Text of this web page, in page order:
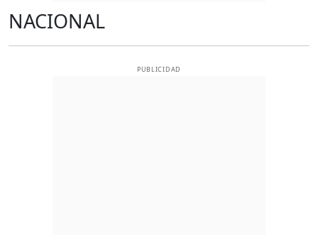
NACIONAL
PUBLICIDAD